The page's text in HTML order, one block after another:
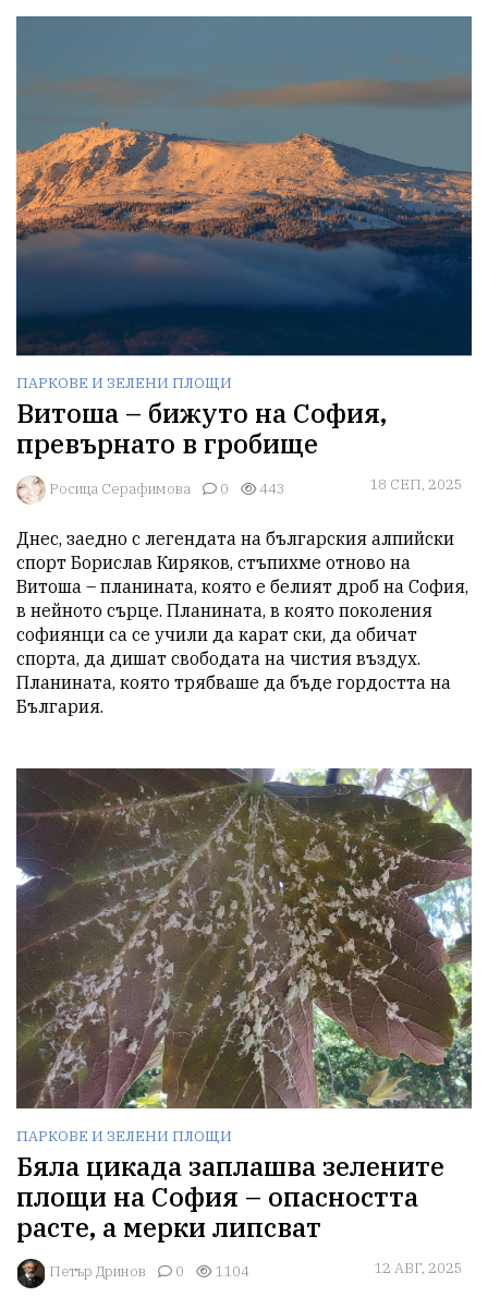
ПАРКОВЕ И ЗЕЛЕНИ ПЛОЩИ
Витоша – бижуто на София,
превърнато в гробище
Росица Серафимова 0 443 18 СЕП, 2025
Днес, заедно с легендата на българския алпийски
спорт Борислав Киряков, стъпихме отново на
Витоша – планината, която е белият дроб на София,
в нейното сърце. Планината, в която поколения
софиянци са се учили да карат ски, да обичат
спорта, да дишат свободата на чистия въздух.
Планината, която трябваше да бъде гордостта на
България.
ПАРКОВЕ И ЗЕЛЕНИ ПЛОЩИ
Бяла цикада заплашва зелените
площи на София – опасността
расте, а мерки липсват
Петър Дринов 0 1104 12 АВГ, 2025